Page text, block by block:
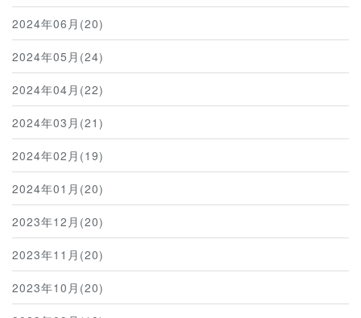
2024年06月(20)
2024年05月(24)
2024年04月(22)
2024年03月(21)
2024年02月(19)
2024年01月(20)
2023年12月(20)
2023年11月(20)
2023年10月(20)